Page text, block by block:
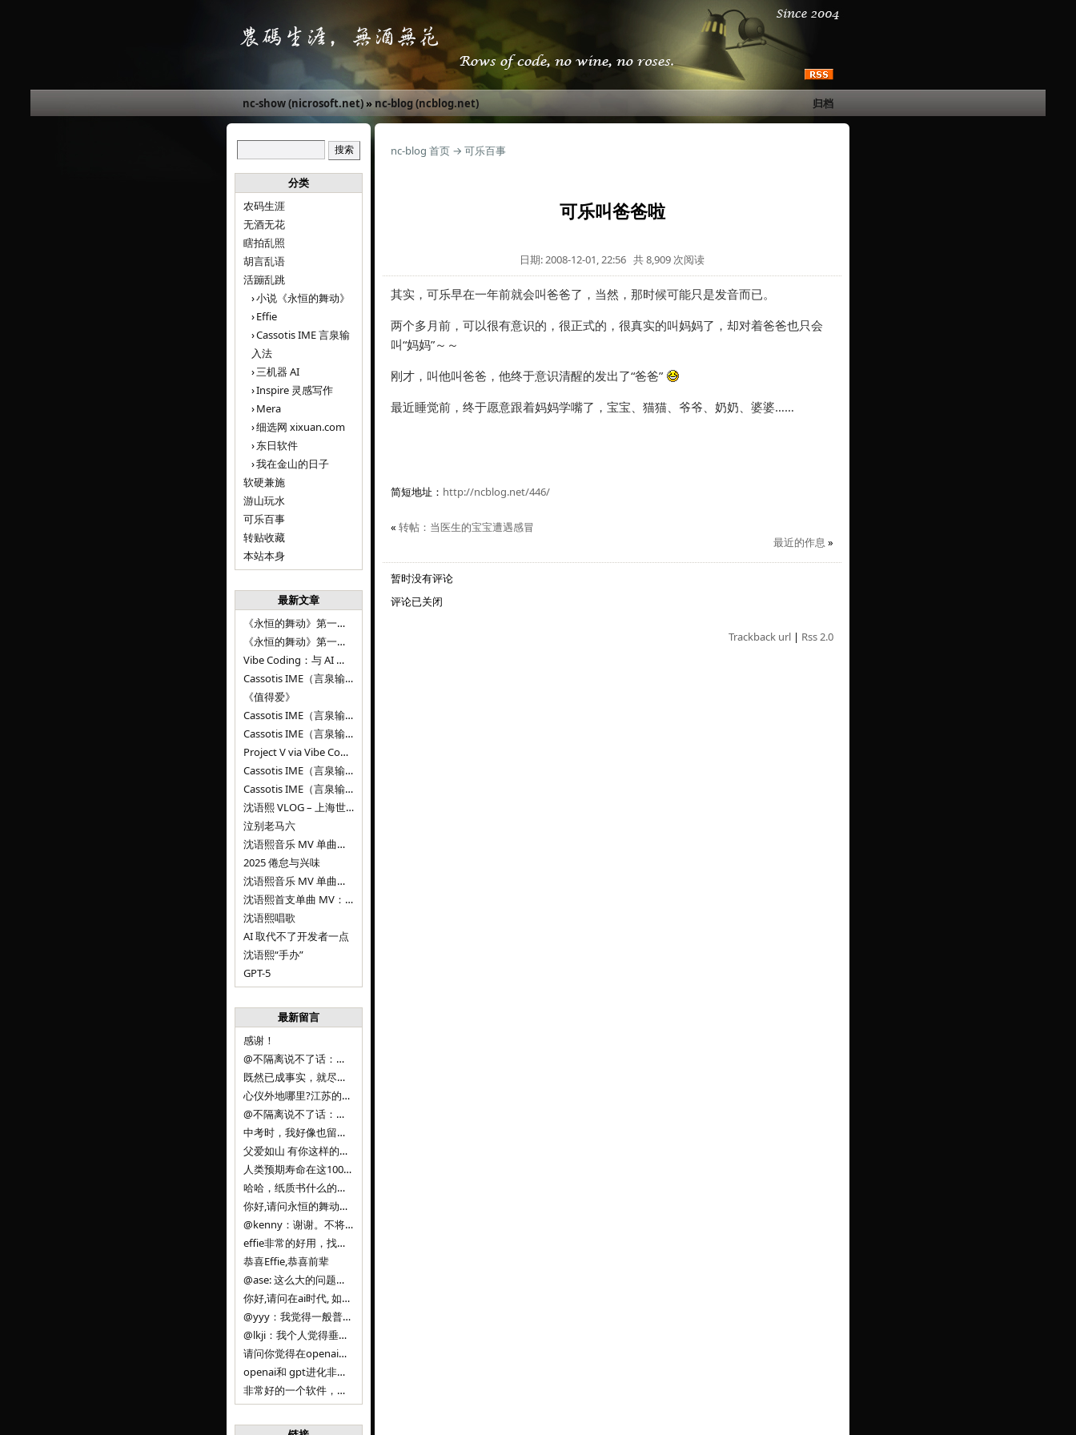
nc-show (nicrosoft.net)» nc-blog (ncblog.net) 归档
分类
农码生涯
无酒无花
瞎拍乱照
胡言乱语
活蹦乱跳
小说《永恒的舞动》
Effie
Cassotis IME 言泉输
入法
三机器 AI
Inspire 灵感写作
Mera
细选网 xixuan.com
东日软件
我在金山的日子
软硬兼施
游山玩水
可乐百事
转贴收藏
本站本身
最新文章
《永恒的舞动》第一百二十八章
《永恒的舞动》第一百二十七章
Vibe Coding：与 AI 并肩进步——言泉输入法 v0.4.1
Cassotis IME（言泉输入法）v0.3.1
《值得爱》
Cassotis IME（言泉输入法）v0.2.0
Cassotis IME（言泉输入法）v0.1.0
Project V via Vibe Coding
Cassotis IME（言泉输入法）阶段二
Cassotis IME（言泉输入法）
沈语熙 VLOG – 上海世博文化公园双子山
泣别老马六
沈语熙音乐 MV 单曲第三弹：代码与白T恤
2025 倦怠与兴味
沈语熙音乐 MV 单曲第二弹：优雅时间
沈语熙首支单曲 MV：告别的倒影
沈语熙唱歌
AI 取代不了开发者一点
沈语熙“手办”
GPT-5
最新留言
感谢！
@不隔离说不了话：浙江的
既然已成事实，就尽量接受了。 事情未能如愿已是不幸，没必要为此反复纠结来进行不必要的自我惩罚。 之前问过家里的小朋友是否想学编
心仪外地哪里?江苏的？顺其自然，全面发展才是。
@不隔离说不了话：确实，一晃三年。
中考时，我好像也留言过的，可乐好像和我们考得差不多。 一晃三年，我们江苏24年，物化生612分，女孩。 其实高考只是长跑的
父爱如山 有你这样的父亲做后盾，可乐未来的路一定会走得踏实又精彩
人类预期寿命在这100年，每2-3年增长一岁，到你们这一代大概率能到100岁，46岁还是正当年,可能不是八九点中的太阳了，但还是1
哈哈，纸质书什么的目前没有打算和计划，微信读书我不太熟悉，研究看看。目前，我只发在自己博客和起点上。关于小说内容方面，谢谢你的建议
你好,请问永恒的舞动什么时候可以出版纸质书,或者登陆微信读书.另外小说内容能不能更大气一些,不要只是局限于与一对男女的爱情和ai安
@kenny：谢谢。不将GIF显示为动图，主要是考虑到Effie本身的“极简、无干扰”的设计哲学，动图无疑是“干扰”之一。
effie非常的好用，找了很多年，终于找到这款，已经推荐给身边不少朋友使用和付费。有个小建议，文档里面是否可以增加gif的动图显示
恭喜Effie,恭喜前辈
@ase: 这么大的问题，我觉得我并没有答案。又或者说，每个人（公司）有自己的答案。
你好,请问在ai时代, 如何做软件. 是像以前那样,先构建软件的功能界面和服务,比如Office,嘀嘀打车,airbnb那样的界面
@yyy：我觉得一般普通人（非技术类以及非AI专业领域的人）会接触到的大语言模型肯定是大厂的超级模型。开源模型以后会更多被用在垂直
@lkji：我个人觉得垂直模型会自成一条发展线路的。AI 落地实际应用，一定还是垂直领域会更多。只是，垂直领域每个领域都不大，所以
请问你觉得在openai大语言模型一日千里的情况下，人们还需要去了解学习理解使用开源模型吗，还是说只需要使用openai的大语言模
openai和 gpt进化非常快， 还有垂直模型的机会吗
非常好的一个软件，恭喜。
nc-blog 首页 → 可乐百事
可乐叫爸爸啦
日期: 2008-12-01, 22:56 共 8,909 次阅读
其实，可乐早在一年前就会叫爸爸了，当然，那时候可能只是发音而已。
两个多月前，可以很有意识的，很正式的，很真实的叫妈妈了，却对着爸爸也只会
叫“妈妈”～～
刚才，叫他叫爸爸，他终于意识清醒的发出了“爸爸”
最近睡觉前，终于愿意跟着妈妈学嘴了，宝宝、猫猫、爷爷、奶奶、婆婆……
简短地址： http://ncblog.net/446/
« 转帖：当医生的宝宝遭遇感冒
最近的作息 »
暂时没有评论
评论已关闭
Trackback url | Rss 2.0